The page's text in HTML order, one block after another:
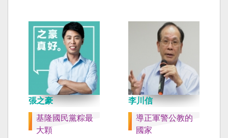
張之豪
基隆國民黨粽最
大顆
李川信
導正軍警公教的
國家